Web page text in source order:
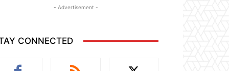
- Advertisement -
CONNECTED